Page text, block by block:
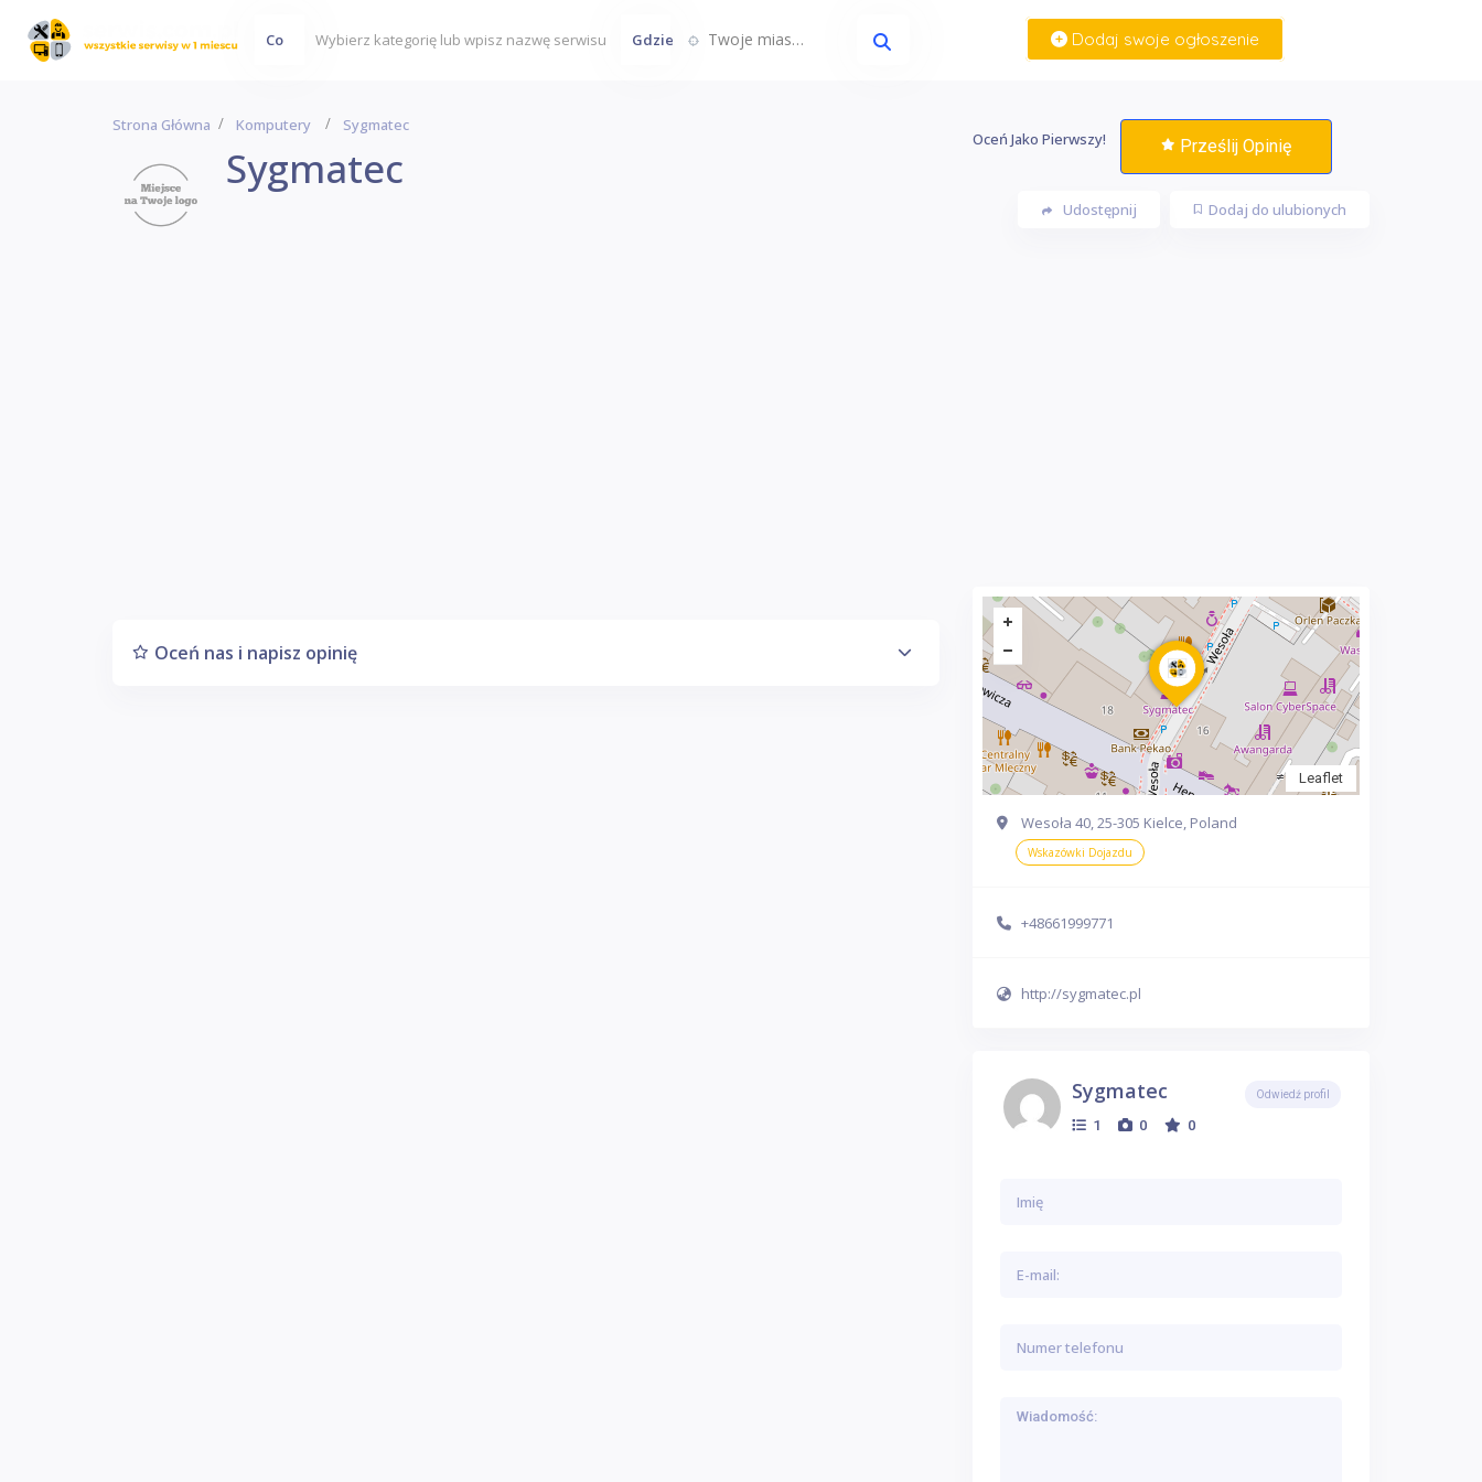
Co Gdzie Twoje miasto... Dodaj swoje ogłoszenie
Strona Główna Komputery Sygmatec
Sygmatec
Oceń Jako Pierwszy! Prześlij Opinię
Dodaj do ulubionych
Udostępnij
Oceń nas i napisz opinię
Leaflet
Wesoła 40, 25-305 Kielce, Poland
Wskazówki Dojazdu
+48661999771
http://sygmatec.pl
Sygmatec
1 0 0
Odwiedź profil